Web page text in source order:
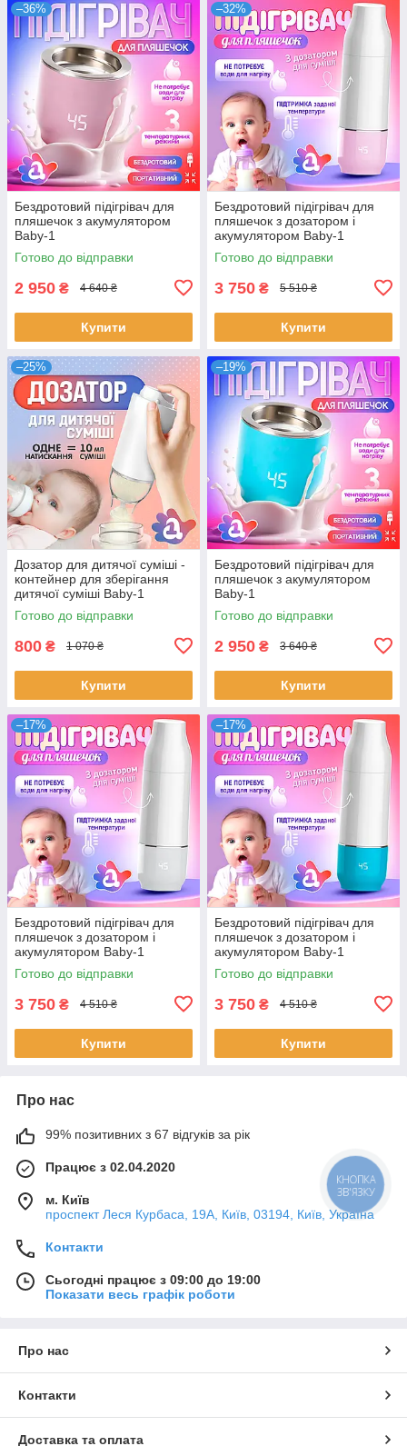
–36%
Бездротовий підігрівач для
пляшечок з акумулятором
Baby-1
Готово до відправки
2 950 ₴ 4 640 ₴
Купити
–32%
Бездротовий підігрівач для
пляшечок з дозатором і
акумулятором Baby-1
Готово до відправки
3 750 ₴ 5 510 ₴
Купити
–25%
Дозатор для дитячої суміші -
контейнер для зберігання
дитячої суміші Baby-1
Готово до відправки
800 ₴ 1 070 ₴
Купити
–19%
Бездротовий підігрівач для
пляшечок з акумулятором
Baby-1
Готово до відправки
2 950 ₴ 3 640 ₴
Купити
–17%
Бездротовий підігрівач для
пляшечок з дозатором і
акумулятором Baby-1
Готово до відправки
3 750 ₴ 4 510 ₴
Купити
–17%
Бездротовий підігрівач для
пляшечок з дозатором і
акумулятором Baby-1
Готово до відправки
3 750 ₴ 4 510 ₴
Купити
Про нас
99% позитивних з 67 відгуків за рік
Працює з 02.04.2020
м. Київ
проспект Леся Курбаса, 19А, Київ, 03194, Київ, Україна
Контакти
Сьогодні працює з 09:00 до 19:00
Показати весь графік роботи
Про нас
Контакти
Доставка та оплата
КНОПКА
ЗВ'ЯЗКУ